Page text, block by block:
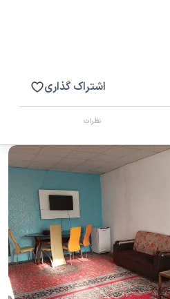
نظرات
اشتراک گذاری